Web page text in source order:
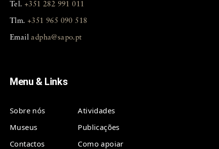
Tel. +351 282 991 011
Tlm. +351 965 090 518
Emailadpha@sapo.pt
Menu & Links
Sobre nós
Atividades
Museus
Publicações
Contactos
Como apoiar